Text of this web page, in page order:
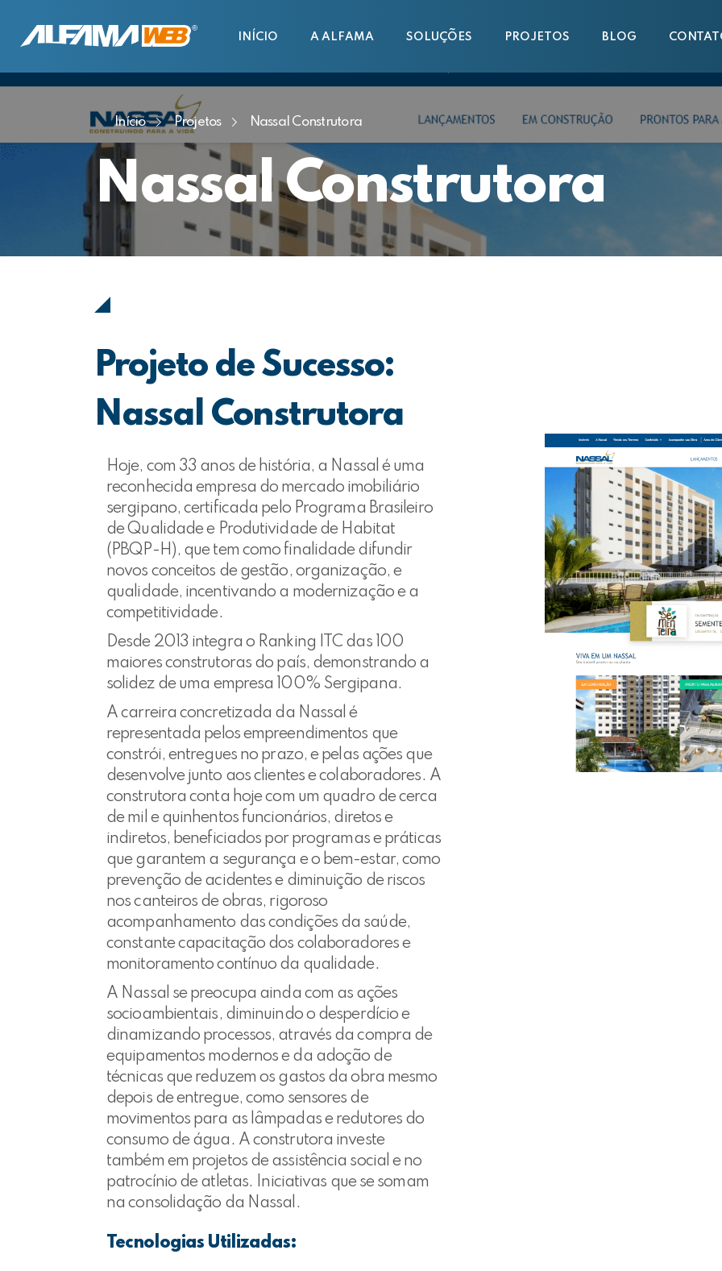
INÍCIO A ALFAMA SOLUÇÕES PROJETOS BLOG
Início Projetos Nassal Construtora
Nassal Construtora
Projeto de Sucesso:
Nassal Construtora
Hoje, com 33 anos de história, a Nassal é uma
reconhecida empresa do mercado imobiliário
sergipano, certificada pelo Programa Brasileiro
de Qualidade e Produtividade de Habitat
(PBQP-H), que tem como finalidade difundir
novos conceitos de gestão, organização, e
qualidade, incentivando a modernização e a
competitividade.
Desde 2013 integra o Ranking ITC das 100
maiores construtoras do país, demonstrando a
solidez de uma empresa 100% Sergipana.
A carreira concretizada da Nassal é
representada pelos empreendimentos que
constrói, entregues no prazo, e pelas ações que
desenvolve junto aos clientes e colaboradores. A
construtora conta hoje com um quadro de cerca
de mil e quinhentos funcionários, diretos e
indiretos, beneficiados por programas e práticas
que garantem a segurança e o bem-estar, como
prevenção de acidentes e diminuição de riscos
nos canteiros de obras, rigoroso
acompanhamento das condições da saúde,
constante capacitação dos colaboradores e
monitoramento contínuo da qualidade.
A Nassal se preocupa ainda com as ações
socioambientais, diminuindo o desperdício e
dinamizando processos, através da compra de
equipamentos modernos e da adoção de
técnicas que reduzem os gastos da obra mesmo
depois de entregue, como sensores de
movimentos para as lâmpadas e redutores do
consumo de água. A construtora investe
também em projetos de assistência social e no
patrocínio de atletas. Iniciativas que se somam
na consolidação da Nassal.
Tecnologias Utilizadas: